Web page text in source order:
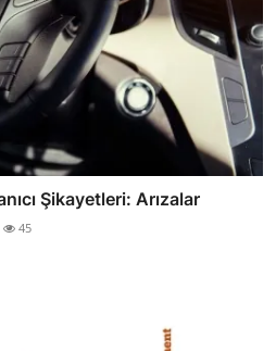
Şikayetleri: Arızalar
45